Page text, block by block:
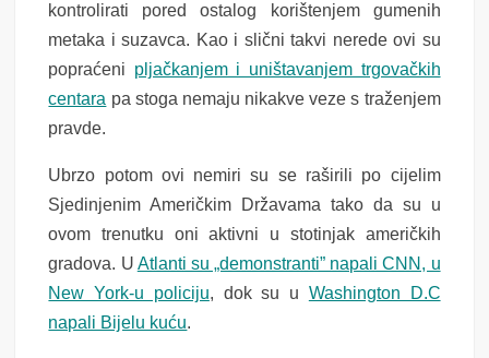
kontrolirati pored ostalog korištenjem gumenih
metaka i suzavca. Kao i slični takvi nerede ovi su
popraćeni pljačkanjem i uništavanjem trgovačkih
centara pa stoga nemaju nikakve veze s traženjem
pravde.
Ubrzo potom ovi nemiri su se raširili po cijelim
Sjedinjenim Američkim Državama tako da su u
ovom trenutku oni aktivni u stotinjak američkih
gradova. U Atlanti su „demonstranti” napali CNN, u
New York-u policiju, dok su u Washington D.C
napali Bijelu kuću.